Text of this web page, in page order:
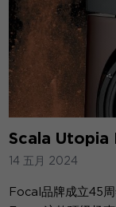
Scala Utopia
14 五月 2024
Focal品牌成立45